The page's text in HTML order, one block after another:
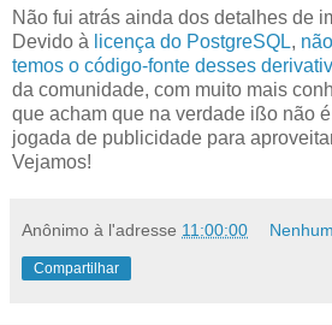
Não fui atrás ainda dos detalhes de
Devido à licença do PostgreSQL,
temos o código-fonte desses
da comunidade, com muito mais
que acham que na verdade ißo não
jogada de publicidade para
Vejamos!
Anônimo à l'adresse 11:00:00
Compartilhar